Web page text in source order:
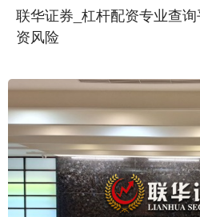
联华证券_杠杆配资专业查
资风险